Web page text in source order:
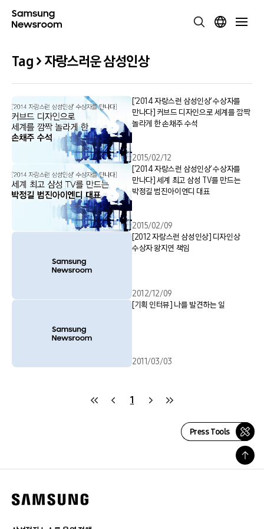
Tag > 자랑스러운 삼성인상
[‘2014 자랑스런 삼성인상’ 수상자를
만나다] 커브드 디자인으로 세계를 깜짝
놀라게 한 손채주 수석
2015/02/12
[‘2014 자랑스런 삼성인상’ 수상자를
만나다] 세계 최고 삼성 TV를 만드는
박정길 범진아이엔디 대표
2015/02/09
[2012 자랑스런 삼성인상] 디자인상
수상자 왕지연 책임
2012/12/09
[기획 인터뷰] 나를 발견하는 일
2011/03/03
1
Press Tools